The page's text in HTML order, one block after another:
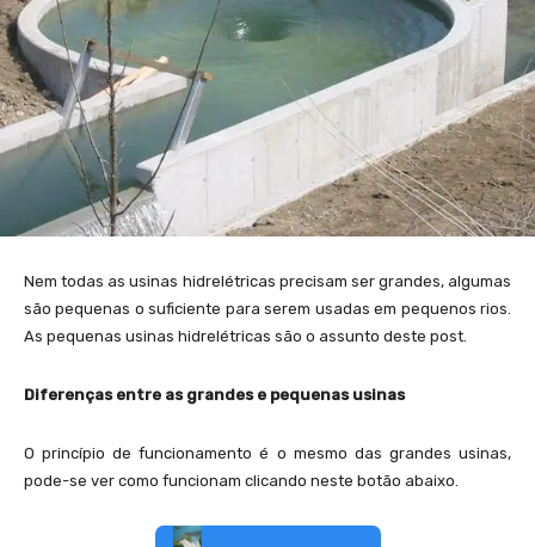
Nem todas as usinas hidrelétricas precisam ser grandes, algumas
são pequenas o suficiente para serem usadas em pequenos rios.
As pequenas usinas hidrelétricas são o assunto deste post.
Diferenças entre as grandes e pequenas usinas
O princípio de funcionamento é o mesmo das grandes usinas,
pode-se ver como funcionam clicando neste botão abaixo.